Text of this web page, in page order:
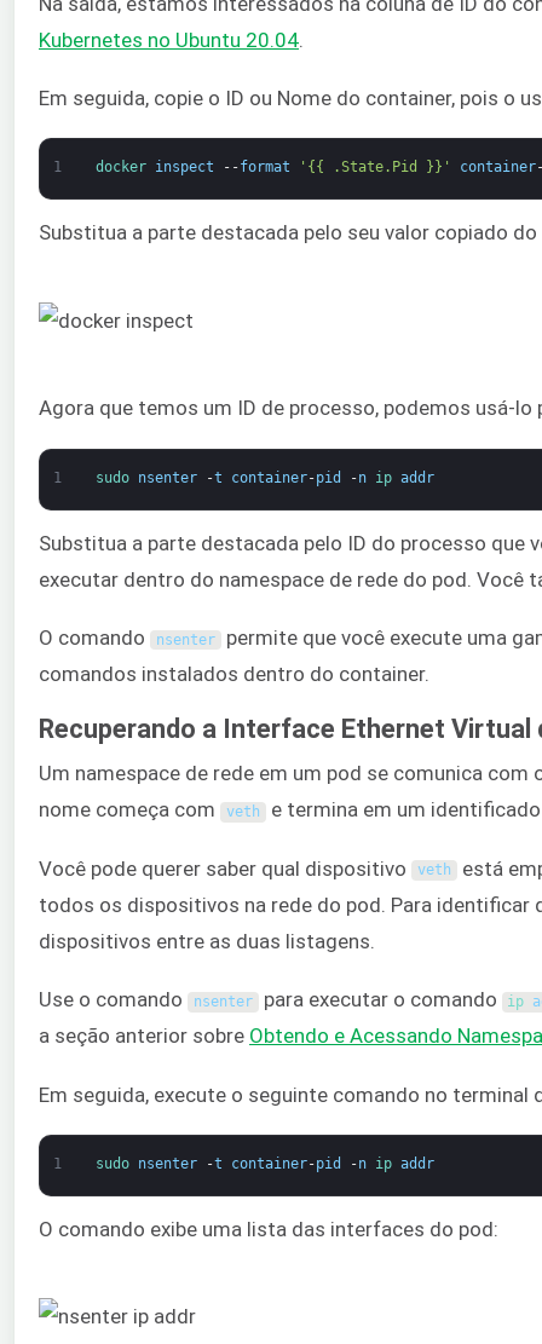
Kubernetes no Ubuntu 20.04
Em seguida, copie o ID ou Nome do container, pois o
1 docker inspect --format '{{ .State.Pid }}' container
Substitua a parte destacada pelo seu valor copiado
Agora que temos um ID de processo, podemos usá-
1 sudo nsenter -t container-pid -n ip addr
Substitua a parte destacada pelo ID do processo que
executar dentro do namespace de rede do pod. Você
O comando nsenter permite que você execute uma
comandos instalados dentro do container.
Recuperando a Interface Ethernet Virtual
Um namespace de rede em um pod se comunica
nome começa com
veth e termina em um
Você pode querer saber qual dispositivo veth está
todos os dispositivos na rede do pod. Para
dispositivos entre as duas listagens.
Use o comando nsenter para executar o comando ip
a seção anterior sobre Obtendo e Acessando
Em seguida, execute o seguinte comando no
1 sudo nsenter -t container-pid -n ip addr
O comando exibe uma lista das interfaces do pod: